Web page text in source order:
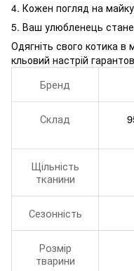
4. Кожен погляд на
5. Ваш улюбленець стане
Одягніть свого котика в
кльовий настрій
Бренд
Склад
Щільність
тканини
Сезонність
Розмір
тварини